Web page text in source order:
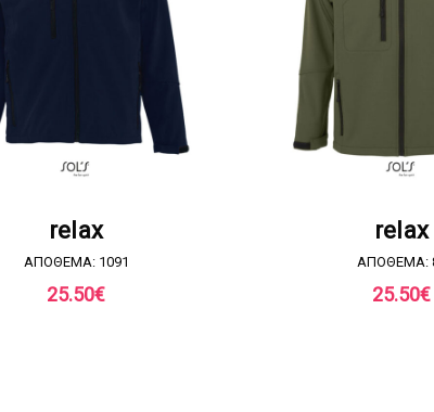
ΖΗΤΗΣΤΕ ΠΡΟΣΦΟΡΑ
relax
ΑΠΟΘΕΜΑ: 1091
25.50€
ΖΗΤΗΣΤΕrelax
ΑΠΟΘΕΜΑ:
25.50€